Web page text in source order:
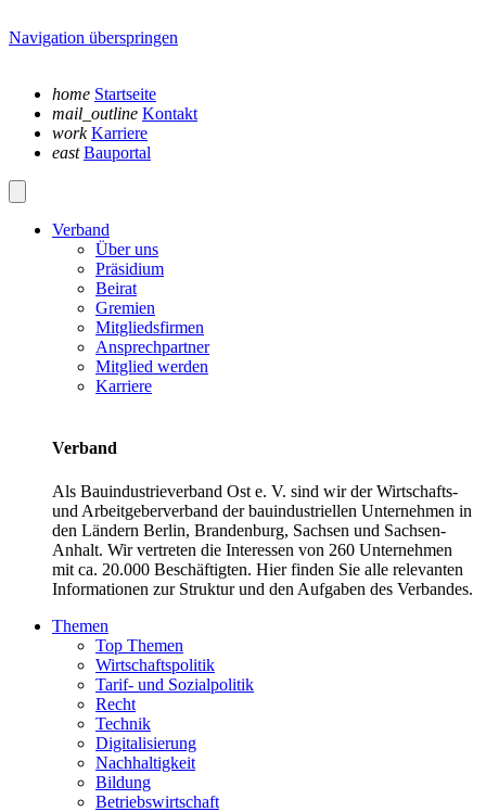
Navigation überspringen
home Startseite
mail_outline Kontakt
work Karriere
east Bauportal
Verband
Über uns
Präsidium
Beirat
Gremien
Mitgliedsfirmen
Ansprechpartner
Mitglied werden
Karriere
Verband
Als Bauindustrieverband Ost e. V. sind wir der Wirtschafts-
und Arbeitgeberverband der bauindustriellen Unternehmen in
den Ländern Berlin, Brandenburg, Sachsen und Sachsen-
Anhalt. Wir vertreten die Interessen von 260 Unternehmen
mit ca. 20.000 Beschäftigten. Hier finden Sie alle relevanten
Informationen zur Struktur und den Aufgaben des Verbandes.
Themen
Top Themen
Wirtschaftspolitik
Tarif- und Sozialpolitik
Recht
Technik
Digitalisierung
Nachhaltigkeit
Bildung
Betriebswirtschaft